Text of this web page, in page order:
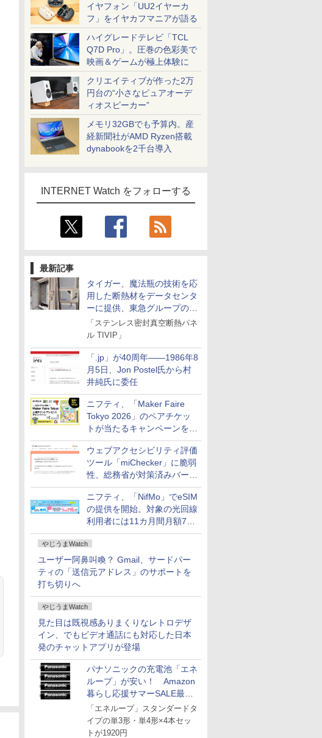
イヤフォン「UU2イヤーカ
フ」をイヤカフマニアが語る
ハイグレードテレビ「TCL
Q7D Pro」。圧巻の色彩美で
映画＆ゲームが極上体験に
クリエイティブが作った2万
円台の“小さなピュアオーデ
ィオスピーカー”
メモリ32GBでも予算内。産
経新聞社がAMD Ryzen搭載
dynabookを2千台導入
INTERNET Watch をフォローする
最新記事
タイガー、魔法瓶の技術を応
用した断熱材をデータセンタ
ーに提供、東急グループの実
証実験で
「ステンレス密封真空断熱パネ
ル TIVIP」
「.jp」が40周年――1986年8
月5日、Jon Postel氏から村
井純氏に委任
ニフティ、「Maker Faire
Tokyo 2026」のペアチケッ
トが当たるキャンペーンをX
で実施。8月16日まで
ウェブアクセシビリティ評価
ツール「miChecker」に脆弱
性、総務省が対策済みバージ
ョンへの更新を呼び掛け
ニフティ、「NifMo」でeSIM
の提供を開始。対象の光回線
利用者には11カ月間月額770
円割引のキャンペーン
やじうまWatch
ユーザー阿鼻叫喚？ Gmail、サードパー
ティの「送信元アドレス」のサポートを
打ち切りへ
やじうまWatch
見た目は既視感ありまくりなレトロデザ
イン、でもビデオ通話にも対応した日本
発のチャットアプリが登場
パナソニックの充電池「エネ
ループ」が安い！ Amazon
暮らし応援サマーSALE最終
日
「エネループ」スタンダードタ
イプの単3形・単4形×4本セッ
トが1920円